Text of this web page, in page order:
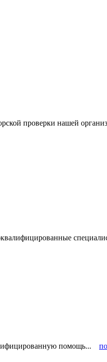
проверки нашей
помощь...